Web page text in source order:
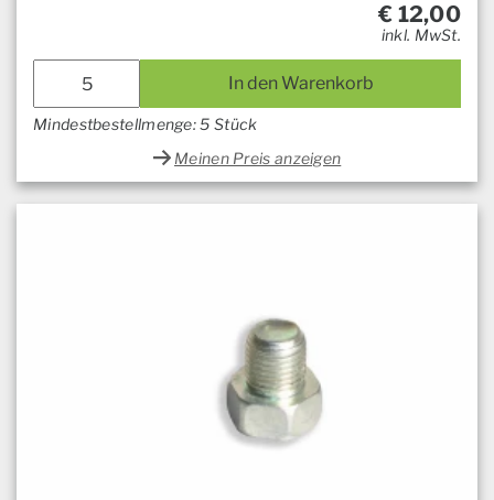
€ 12,00
inkl. MwSt.
In den Warenkorb
Mindestbestellmenge: 5 Stück
Meinen Preis anzeigen